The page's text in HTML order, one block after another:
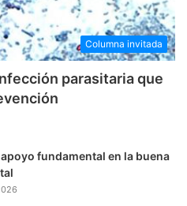
Columna invitada
parasitaria que
fundamental en la buena